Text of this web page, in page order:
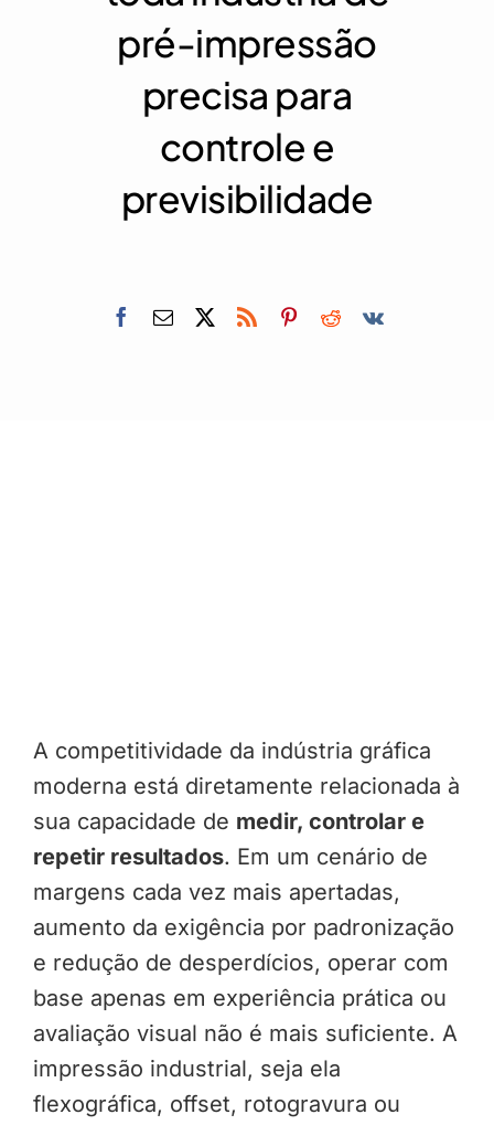
pré-impressão
precisa para
controle e
previsibilidade
A competitividade da indústria gráfica
moderna está diretamente relacionada à
sua capacidade de medir, controlar e
repetir resultados. Em um cenário de
margens cada vez mais apertadas,
aumento da exigência por padronização
e redução de desperdícios, operar com
base apenas em experiência prática ou
avaliação visual não é mais suficiente. A
impressão industrial, seja ela
flexográfica, offset, rotogravura ou